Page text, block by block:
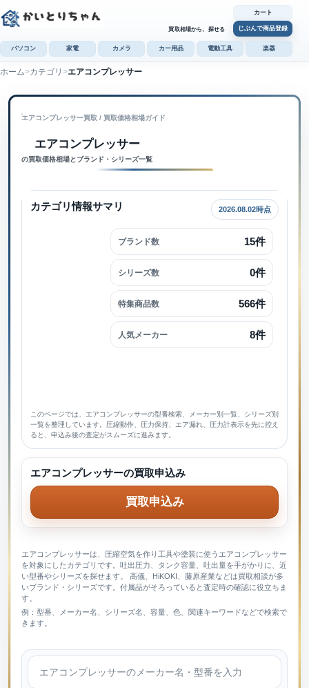
買取相場から、探せる
カート
じぶんで商品登録
パソコン 家電 カメラ カー用品 電動工具 楽器
ホーム カテゴリ エアコンプレッサー
エアコンプレッサー買取 / 買取価格相場ガイド
エアコンプレッサー
の買取価格相場とブランド・シリーズ一覧
エアコンプレッサーは、圧縮空気を作り工具や塗装に使うエアコンプレッサー
を対象にしたカテゴリです。吐出圧力、タンク容量、吐出量を手がかりに、近
い型番やシリーズを探せます。 高儀、HiKOKI、藤原産業などは買取相談が多
いブランド・シリーズです。付属品がそろっていると査定時の確認に役立ちま
す。
例：型番、メーカー名、シリーズ名、容量、色、関連キーワードなどで検索で
きます。
エアコンプレッサー内で検索
カテゴリ情報サマリ 2026.08.02時点
ブランド数 15件
シリーズ数 0件
特集商品数 566件
人気メーカー 8件
このページでは、エアコンプレッサーの型番検索、メーカー別一覧、シリーズ別
一覧を整理しています。圧縮動作、圧力保持、エア漏れ、圧力計表示を先に控え
ると、申込み後の査定がスムーズに進みます。
エアコンプレッサーの買取申込み
買取申込み